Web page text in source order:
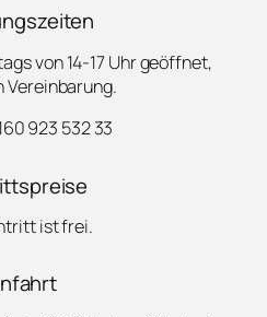
von 14-17 Uhr geöffnet,
Vereinbarung.
923 532 33
ist frei.